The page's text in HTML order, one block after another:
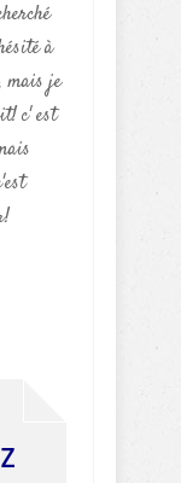
à
mais je
c' est